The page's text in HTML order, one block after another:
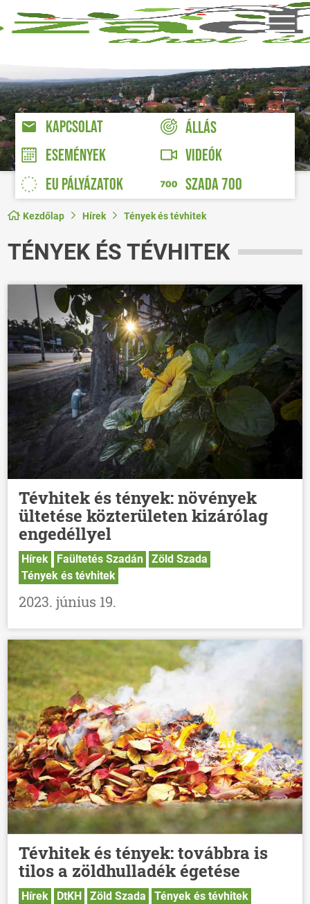
KAPCSOLAT
ÁLLÁS
ESEMÉNYEK
VIDEÓK
EU PÁLYÁZATOK
SZADA 700
Kezdőlap Hírek Tények és tévhitek
TÉNYEK ÉS TÉVHITEK
Tévhitek és tények: növények
ültetése közterületen kizárólag
engedéllyel
Hírek Faültetés Szadán
Zöld Szada
Tények és tévhitek
2023. június 19.
Tévhitek és tények: továbbra is
tilos a zöldhulladék égetése
Hírek DtKH Zöld Szada Tények és tévhitek